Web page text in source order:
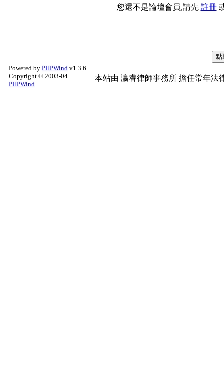
您還不是論壇會員,請先 註冊
Powered by PHPWind v1.3.6
Copyright © 2003-04
PHPWind
本站由 瀛睿律師事務所 擔任常年法